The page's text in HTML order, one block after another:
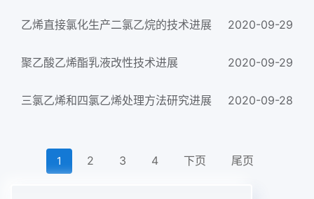
乙烯直接氯化生产二氯乙烷的技术进展 2020-09-29
聚乙酸乙烯酯乳液改性技术进展 2020-09-29
三氯乙烯和四氯乙烯处理方法研究进展 2020-09-28
1 2 3 4 下页 尾页